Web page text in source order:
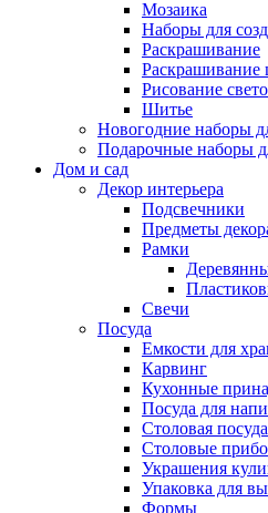
Мозаика
Наборы для
Раскрашивание
Раскрашивание
Рисование
Шитье
Новогодние наборы
Подарочные наборы
Дом и сад
Декор интерьера
Подсвечники
Предметы
Рамки
Свечи
Посуда
Емкости для
Карвинг
Кухонные
Посуда для
Столовая посуда
Столовые
Украшения
Упаковка для
Формы